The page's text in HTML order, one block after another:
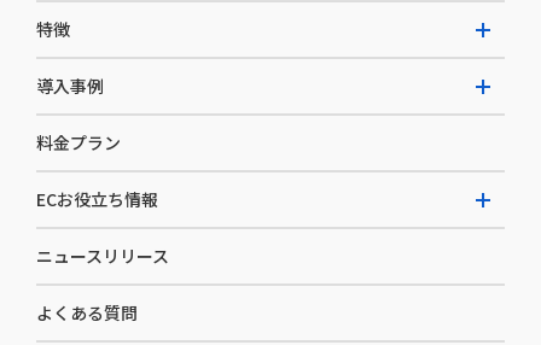
W2 Commerce BtoB
W2 Commerce Asia
AI buddy
EC運用構築支援・運用支援
カスタマーサクセス
セキュリティ
デザイン制作
コンサルティング
特徴
選ばれる理由
開発体制
導入事例
導入企業一覧
料金プラン
ECお役立ち情報
お役立ち資料
ニュースリリース
よくある質問